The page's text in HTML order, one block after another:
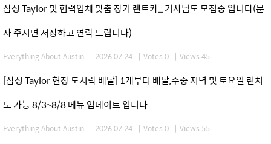
삼성 Taylor 및 협력업체 맞춤 장기 렌트카_ 기사님도 모집중 입니다(문
자 주시면 저장하고 연락 드립니다)
Everything About Austin | 2026.07.24 | Votes 0 | Views 45
[삼성 Taylor 현장 도시락 배달] 1개부터 배달,주중 저녁 및 토요일 런치
도 가능 8/3~8/8 메뉴 업데이트 입니다
Everything About Austin | 2026.07.24 | Votes 0 | Views 55